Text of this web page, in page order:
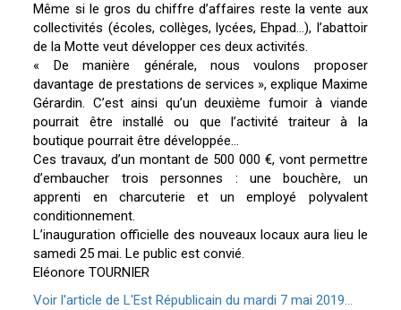
Même si le gros du chiffre d’affaires reste la vente aux
collectivités (écoles, collèges, lycées, Ehpad…), l’abattoir
de la Motte veut développer ces deux activités.
« De manière générale, nous voulons proposer
davantage de prestations de services », explique Maxime
Gérardin. C’est ainsi qu’un deuxième fumoir à viande
pourrait être installé ou que l’activité traiteur à la
boutique pourrait être développée…
Ces travaux, d’un montant de 500 000 €, vont permettre
d’embaucher trois personnes : une bouchère, un
apprenti en charcuterie et un employé polyvalent
conditionnement.
L’inauguration officielle des nouveaux locaux aura lieu le
samedi 25 mai. Le public est convié.
Eléonore TOURNIER
Voir l'article de L'Est Républicain du mardi 7 mai 2019...